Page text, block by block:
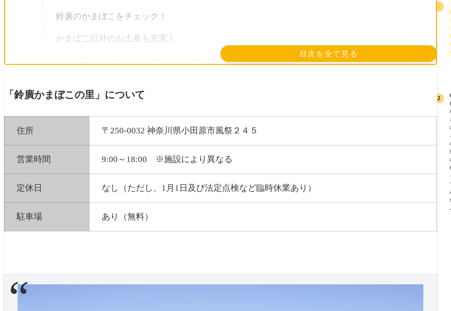
目次を全て見る
鈴廣のかまぼこをチェック！
かまぼこ以外のお土産も充実！
「かまぼこバー」などイートインコーナーも！
品揃え抜群！おみやげ探しはここで完結できる
アクセス面の利便性が◎ ふらっと立ち寄って楽しい！
「鈴廣かまぼこの里」について
住所 〒250-0032 神奈川県小田原市風祭２４５
営業時間 9:00～18:00 ※施設により異なる
定休日 なし（ただし、1月1日及び法定点検など臨時休業あり）
駐車場 あり（無料）